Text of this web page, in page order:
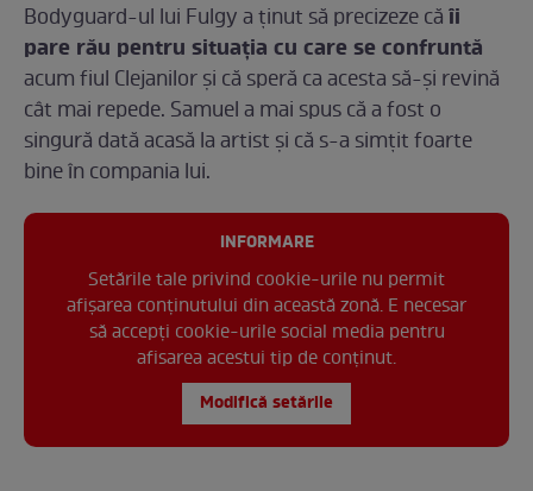
Bodyguard-ul lui Fulgy a ținut să precizeze căîi
pare rău pentru situația cu care se confruntă
acum fiul Clejanilor și că speră ca acesta să-și revină
cât mai repede. Samuel a mai spus că a fost o
singură dată acasă la artist și că s-a simțit foarte
bine în compania lui.
INFORMARE
Setările tale privind cookie-urile nu permit
afișarea conținutului din această zonă. E necesar
să accepți cookie-urile social media pentru
afisarea acestui tip de conținut.
Modifică setările